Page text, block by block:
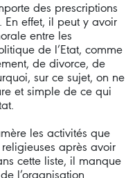
des prescriptions
En effet, il peut y avoir
entre les
de l’Etat, comme
de divorce, de
sur ce sujet, on ne
et simple de ce qui
les activités que
après avoir
cette liste, il manque
l’organisation